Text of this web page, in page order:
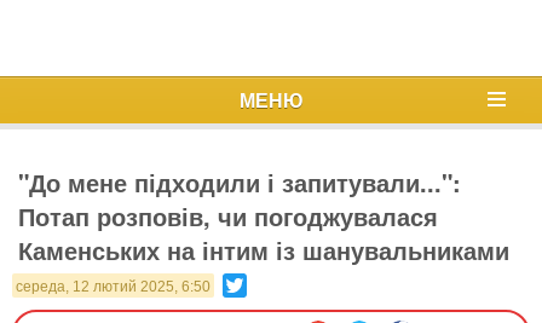
МЕНЮ
"До мене підходили і запитували...":
Потап розповів, чи погоджувалася
Каменських на інтим із шанувальниками
середа, 12 лютий 2025, 6:50